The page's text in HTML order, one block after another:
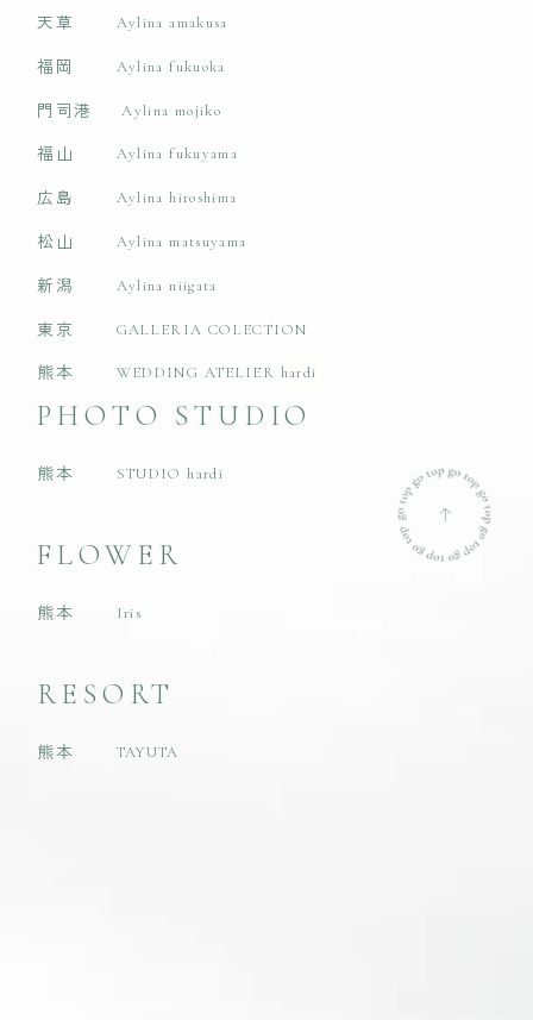
天草 Aylina amakusa
福岡 Aylina fukuoka
門司港 Aylina mojiko
福山 Aylina fukuyama
広島 Aylina hiroshima
松山 Aylina matsuyama
新潟 Aylina niigata
東京 GALLERIA COLECTION
熊本 WEDDING ATELIER hardi
PHOTO STUDIO
熊本 STUDIO hardi
FLOWER
熊本 Iris
RESORT
熊本 TAYUTA